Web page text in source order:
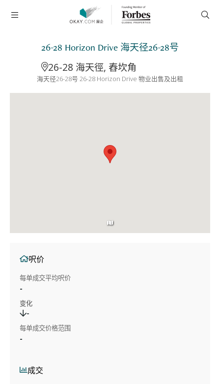
26-28 Horizon Drive 海天径26-28号
26-28 海天徑, 舂坎角
海天径26-28号 26-28 Horizon Drive 物业出售及出租
呎价
每单成交平均呎价
-
变化
-
每单成交价格范围
-
成交